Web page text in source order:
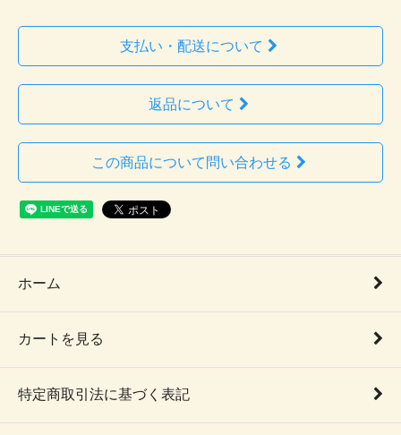
支払い・配送について
返品について
この商品について問い合わせる
ホーム
カートを見る
特定商取引法に基づく表記